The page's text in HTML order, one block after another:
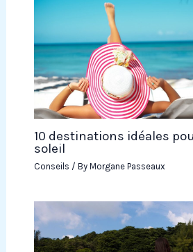
10 destinations idéales
soleil
Conseils / By Morgane Passeaux